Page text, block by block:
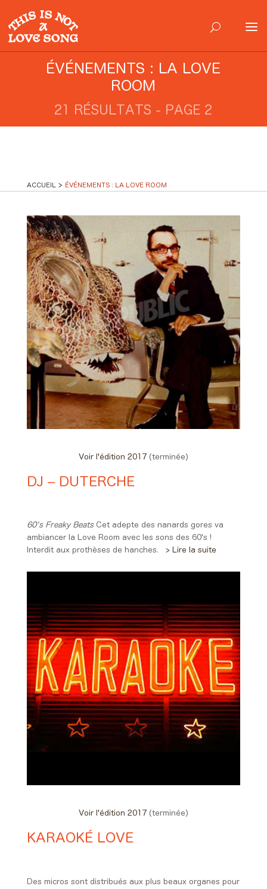
ÉVÉNEMENTS : LA LOVE
ROOM
21 RÉSULTATS - PAGE 2
ACCUEIL ÉVÉNEMENTS : LA LOVE ROOM
Voir l'édition 2017 (terminée)
DJ – DUTERCHE
60's Freaky BeatsCet adepte des nanards gores va
ambiancer la Love Room avec les sons des 60's !
Interdit aux prothèses de hanches. > Lire la suite
Voir l'édition 2017 (terminée)
KARAOKÉ LOVE
Des micros sont distribués aux plus beaux organes pour